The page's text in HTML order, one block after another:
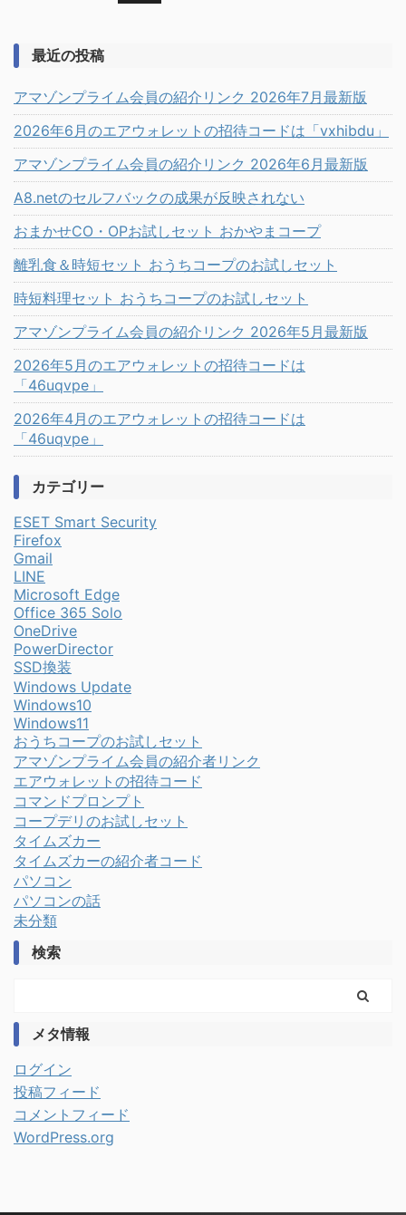
最近の投稿
アマゾンプライム会員の紹介リンク 2026年7月最新版
2026年6月のエアウォレットの招待コードは「vxhibdu」
アマゾンプライム会員の紹介リンク 2026年6月最新版
A8.netのセルフバックの成果が反映されない
おまかせCO・OPお試しセット おかやまコープ
離乳食＆時短セット おうちコープのお試しセット
時短料理セット おうちコープのお試しセット
アマゾンプライム会員の紹介リンク 2026年5月最新版
2026年5月のエアウォレットの招待コードは
「46uqvpe」
2026年4月のエアウォレットの招待コードは
「46uqvpe」
カテゴリー
ESET Smart Security
Firefox
Gmail
LINE
Microsoft Edge
Office 365 Solo
OneDrive
PowerDirector
SSD換装
Windows Update
Windows10
Windows11
おうちコープのお試しセット
アマゾンプライム会員の紹介者リンク
エアウォレットの招待コード
コマンドプロンプト
コープデリのお試しセット
タイムズカー
タイムズカーの紹介者コード
パソコン
パソコンの話
未分類
検索
メタ情報
ログイン
投稿フィード
コメントフィード
WordPress.org